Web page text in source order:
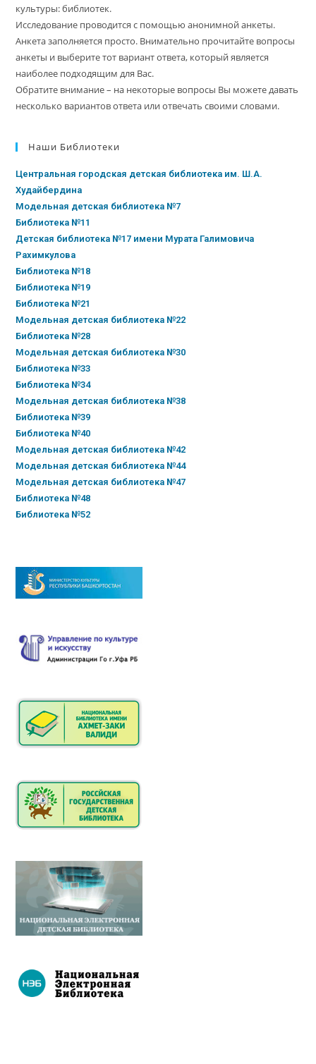
культуры: библиотек.
Исследование проводится с помощью анонимной анкеты.
Анкета заполняется просто. Внимательно прочитайте вопросы
анкеты и выберите тот вариант ответа, который является
наиболее подходящим для Вас.
Обратите внимание – на некоторые вопросы Вы можете давать
несколько вариантов ответа или отвечать своими словами.
Наши Библиотеки
Центральная городская детская библиотека им. Ш.А.
Худайбердина
Модельная детская библиотека №7
Библиотека №11
Детская библиотека №17 имени Мурата Галимовича
Рахимкулова
Библиотека №18
Библиотека №19
Библиотека №21
Модельная детская библиотека №22
Библиотека №28
Модельная детская библиотека №30
Библиотека №33
Библиотека №34
Модельная детская библиотека №38
Библиотека №39
Библиотека №40
Модельная детская библиотека №42
Модельная детская библиотека №44
Модельная детская библиотека №47
Библиотека №48
Библиотека №52